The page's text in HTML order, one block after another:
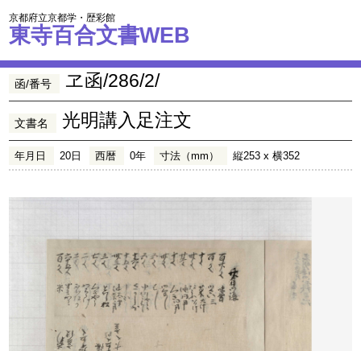
京都府立京都学・歴彩館
東寺百合文書WEB
函/番号 ヱ函/286/2/
文書名 光明講入足注文
年月日 20日 西暦 0年 寸法（mm） 縦253 x 横352